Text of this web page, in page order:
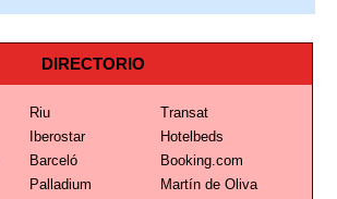
DIRECTORIO
Riu
Transat
Iberostar
Hotelbeds
Barceló
Booking.com
Palladium
Martín de Oliva